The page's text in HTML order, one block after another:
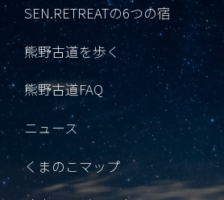
SEN.RETREATの6つの宿
熊野古道を歩く
熊野古道FAQ
ニュース
くまのこマップ